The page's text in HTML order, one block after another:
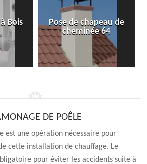
Bois
Pose de chapeau de
cheminée 64
DE POÊLE
est une opération nécessaire pour
cette installation de chauffage. Le
pour éviter les accidents suite à